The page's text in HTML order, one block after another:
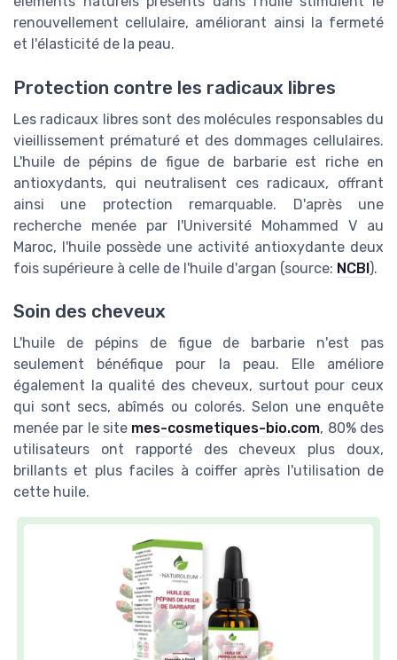
renouvellement cellulaire, améliorant ainsi la fermeté
et l'élasticité de la peau.
Protection contre les radicaux libres
Les radicaux libres sont des molécules responsables du
vieillissement prématuré et des dommages cellulaires.
L'huile de pépins de figue de barbarie est riche en
antioxydants, qui neutralisent ces radicaux, offrant
ainsi une protection remarquable. D'après une
recherche menée par l'Université Mohammed V au
Maroc, l'huile possède une activité antioxydante deux
fois supérieure à celle de l'huile d'argan (source: NCBI).
Soin des cheveux
L'huile de pépins de figue de barbarie n'est pas
seulement bénéfique pour la peau. Elle améliore
également la qualité des cheveux, surtout pour ceux
qui sont secs, abîmés ou colorés. Selon une enquête
menée par le site mes-cosmetiques-bio.com, 80% des
utilisateurs ont rapporté des cheveux plus doux,
brillants et plus faciles à coiffer après l'utilisation de
cette huile.